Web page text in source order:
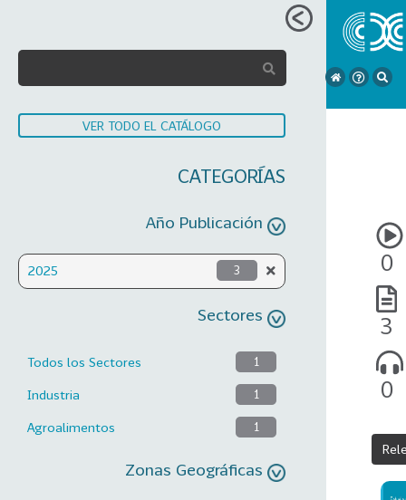
VER TODO EL CATÁLOGO
CATEGORÍAS
Año Publicación
2025 3
Sectores
Todos los Sectores 1
Industria 1
Agroalimentos 1
Zonas Geográficas
0
3
0